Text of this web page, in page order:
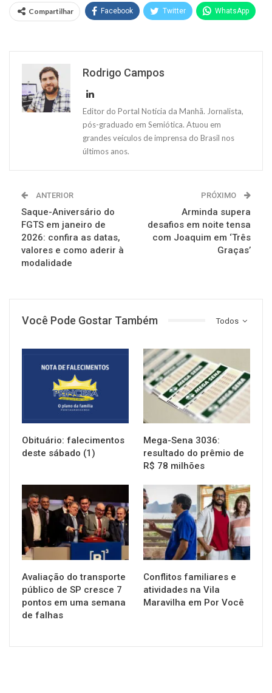
Compartilhar Facebook Twitter WhatsApp
Rodrigo Campos
Editor do Portal Notícia da Manhã. Jornalista,
pós-graduado em Semiótica. Atuou em
grandes veículos de imprensa do Brasil nos
últimos anos.
ANTERIOR
Saque-Aniversário do
FGTS em janeiro de
2026: confira as datas,
valores e como aderir à
modalidade
PRÓXIMO
Arminda supera
desafios em noite tensa
com Joaquim em ‘Três
Graças’
Todos
Você Pode Gostar Também
Obituário: falecimentos
deste sábado (1)
NOTÍCIAS
Mega-Sena 3036:
resultado do prêmio de
R$ 78 milhões
NOTÍCIAS
Avaliação do transporte
público de SP cresce 7
pontos em uma semana
de falhas
NOTÍCIAS
Conflitos familiares e
atividades na Vila
Maravilha em Por Você